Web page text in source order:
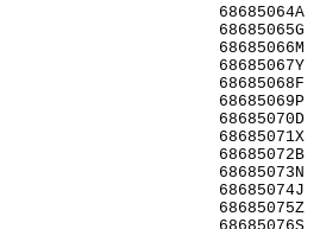
68685064A
68685065G
68685066M
68685067Y
68685068F
68685069P
68685070D
68685071X
68685072B
68685073N
68685074J
68685075Z